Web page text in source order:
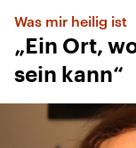
Was mir heilig ist
„Ein Ort,
sein kann“